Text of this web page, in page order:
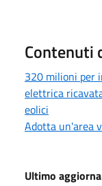
Contenuti
320 milioni per
elettrica
eolici
Adotta un'area
Ultimo